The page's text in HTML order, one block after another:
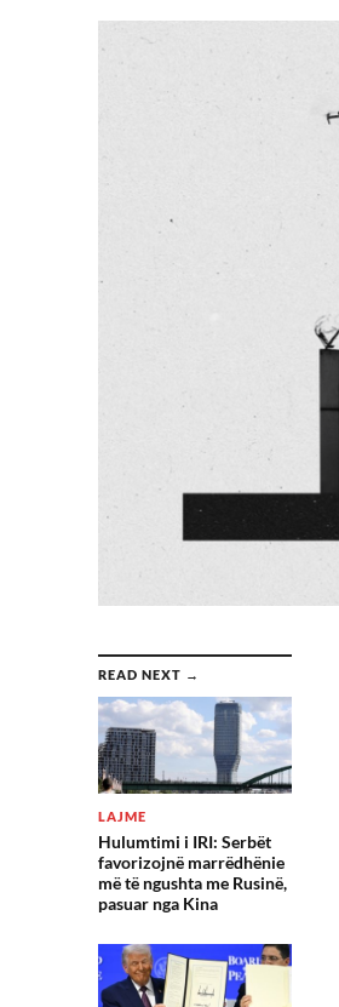
READ NEXT →
LAJME
Hulumtimi i IRI: Serbët
favorizojnë marrëdhënie
më të ngushta me Rusinë,
pasuar nga Kina